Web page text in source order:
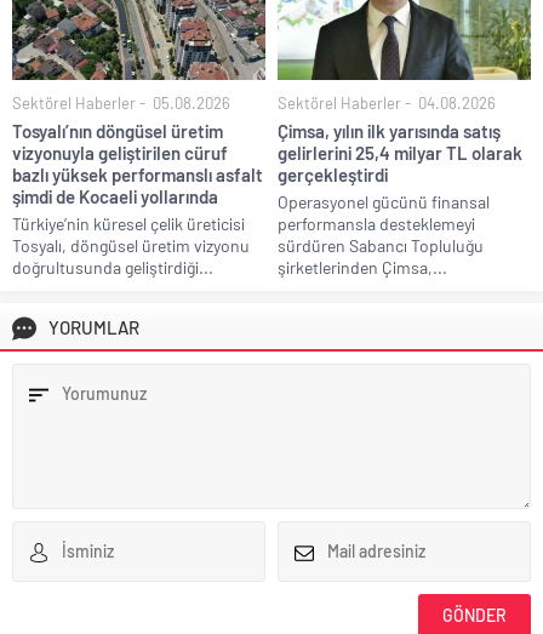
Sektörel Haberler 05.08.2026
Tosyalı’nın döngüsel üretim
vizyonuyla geliştirilen cüruf
bazlı yüksek performanslı asfalt
şimdi de Kocaeli yollarında
Türkiye’nin küresel çelik üreticisi
Tosyalı, döngüsel üretim vizyonu
doğrultusunda geliştirdiği...
Sektörel Haberler 04.08.2026
Çimsa, yılın ilk yarısında satış
gelirlerini 25,4 milyar TL olarak
gerçekleştirdi
Operasyonel gücünü finansal
performansla desteklemeyi
sürdüren Sabancı Topluluğu
şirketlerinden Çimsa,...
YORUMLAR